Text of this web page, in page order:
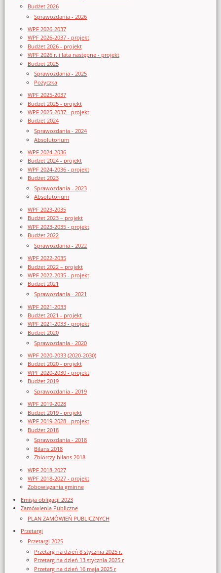
Budżet 2026
Sprawozdania - 2026
WPF 2026-2037
WPF 2026-2037 - projekt
Budżet 2026 - projekt
WPF 2026 r. i lata następne - projekt
Budżet 2025
Sprawozdania - 2025
Pożyczka
WPF 2025-2037
Budżet 2025 - projekt
WPF 2025-2037 - projekt
Budżet 2024
Sprawozdania - 2024
Absolutorium
WPF 2024-2036
Budżet 2024 - projekt
WPF 2024-2036 - projekt
Budżet 2023
Sprawozdania - 2023
Absolutorium
WPF 2023-2035
Budżet 2023 – projekt
WPF 2023-2035 - projekt
Budżet 2022
Sprawozdania - 2022
WPF 2022-2035
Budżet 2022 – projekt
WPF 2022-2035 - projekt
Budżet 2021
Sprawozdania - 2021
WPF 2021-2033
Budżet 2021 - projekt
WPF 2021-2033 - projekt
Budżet 2020
Sprawozdania - 2020
WPF 2020-2033 (2020-2030)
Budżet 2020 - projekt
WPF 2020-2030 - projekt
Budżet 2019
Sprawozdania - 2019
WPF 2019-2028
Budżet 2019 - projekt
WPF 2019-2028 - projekt
Budżet 2018
Sprawozdania - 2018
Bilans 2018
Zbiorczy bilans 2018
WPF 2018-2027
WPF 2018-2027 - projekt
Zobowiązania gminne
Emisja obligacji 2023
Zamówienia Publiczne
PLAN ZAMÓWIEŃ PUBLICZNYCH
Przetargi
Przetargi 2025
Przetarg na dzień 8 stycznia 2025 r.
Przetarg na dzień 13 stycznia 2025 r
Przetarg na dzień 16 maja 2025 r